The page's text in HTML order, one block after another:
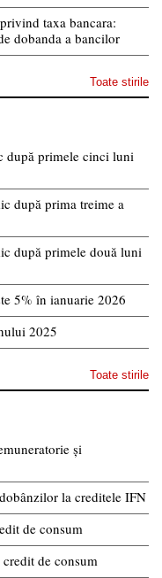
taxa bancara:
dobanda a bancilor
Toate stirile
după primele cinci luni
după prima treime a
după primele două luni
5% în ianuarie 2026
2025
Toate stirile
și
la creditele IFN
de consum
de consum